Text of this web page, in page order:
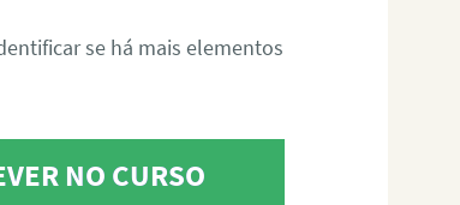
se há mais elementos
NO CURSO